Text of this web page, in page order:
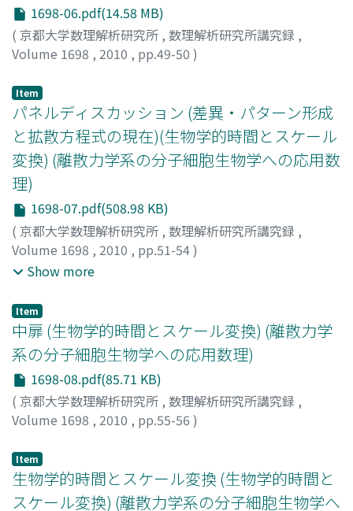
1698-06.pdf(14.58 MB)
( 京都大学数理解析研究所 , 数理解析研究所講究録 ,
Volume 1698 , 2010 , pp.49-50 )
Item
パネルディスカッション (差異・パターン形成
と拡散方程式の現在)(生物学的時間とスケール
変換) (離散力学系の分子細胞生物学への応用数
理)
1698-07.pdf(508.98 KB)
( 京都大学数理解析研究所 , 数理解析研究所講究録 ,
Volume 1698 , 2010 , pp.51-54)
佐野, 雅己;藤本, 仰一
キ;フジモト, コウイチ
トシ]
Show more
Item
中扉 (生物学的時間とスケール変換) (離散力学
系の分子細胞生物学への応用数理)
1698-08.pdf(85.71 KB)
( 京都大学数理解析研究所 , 数理解析研究所講究録 ,
Volume 1698 , 2010 , pp.55-56 )
Item
生物学的時間とスケール変換 (生物学的時間と
スケール変換) (離散力学系の分子細胞生物学へ